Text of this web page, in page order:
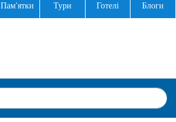
Пам'ятки Тури Готелі Блоги